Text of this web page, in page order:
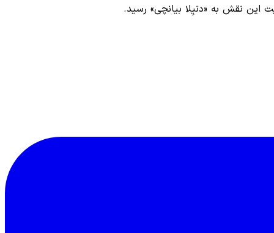
این نقش به «دنیِلا بیانچی» رسید.